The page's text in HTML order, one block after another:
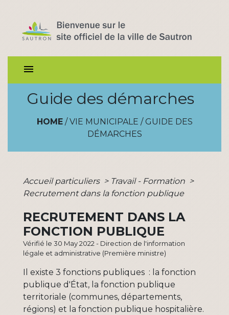
menu
Guide des démarches
HOME/ VIE MUNICIPALE / GUIDE DES
DÉMARCHES
Accueil particuliers > Travail - Formation >
Recrutement dans la fonction publique
RECRUTEMENT DANS LA
FONCTION PUBLIQUE
Vérifié le 30 May 2022 - Direction de l'information
légale et administrative (Première ministre)
Il existe 3 fonctions publiques : la fonction
publique d'État, la fonction publique
territoriale (communes, départements,
régions) et la fonction publique hospitalière.